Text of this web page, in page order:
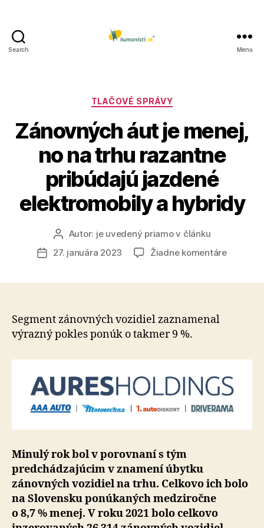
Search Menu
Kategórie
TLAČOVÉ SPRÁVY
Zánovných áut je menej,
no na trhu razantne
pribúdajú jazdené
elektromobily a hybridy
Autor
článku
Autor: je uvedený priamo v článku
Dátum
27. januára 2023 Žiadne komentárena
jazdené
a
Segment zánovných vozidiel zaznamenal
výrazný pokles ponúk o takmer 9 %.
Minulý rok bol v porovnaní s tým
predchádzajúcim v znamení úbytku
zánovných vozidiel na trhu. Celkovo ich bolo
na Slovensku ponúkaných medziročne
o 8,7 % menej. V roku 2021 bolo celkovo